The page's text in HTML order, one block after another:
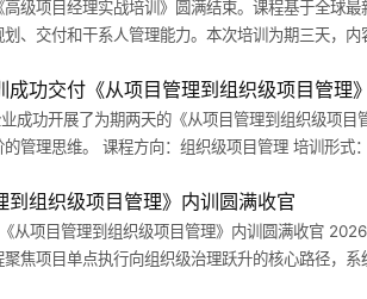
级项目经理实战培训》圆满结束。课程基于全球
、交付和干系人管理能力。本次培训为期三天，
功交付《从项目管理到组织级项目管理
成功开展了为期两天的《从项目管理到组织级项
管理思维。 课程方向：组织级项目管理 培训形
组织级项目管理》内训圆满收官
从项目管理到组织级项目管理》内训圆满收官
焦项目单点执行向组织级治理跃升的核心路径，